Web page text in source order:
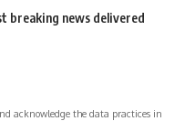
breaking news delivered
acknowledge the data practices in